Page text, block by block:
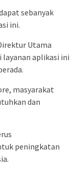
sebanyak
ini.
Utama
layanan aplikasi ini
masyarakat
dan
peningkatan